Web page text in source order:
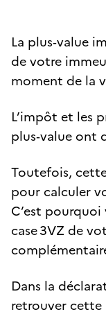
La plus‑value
de votre
moment de la
L’impôt et les
plus‑value ont
Toutefois,
pour calculer
C’est
case 3VZ de
Dans la
retrouver cette